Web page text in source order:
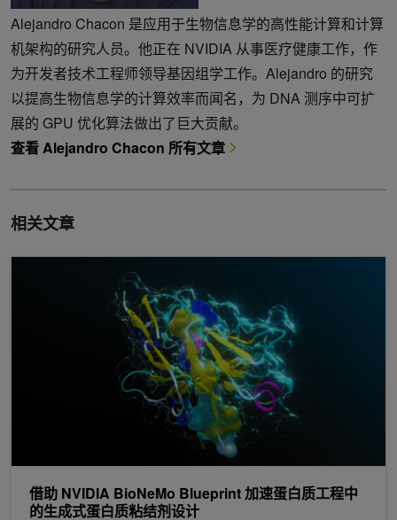
Alejandro Chacon 是应用于生物信息学的高性能计算和计算
机架构的研究人员。他正在 NVIDIA 从事医疗健康工作，作
为开发者技术工程师领导基因组学工作。Alejandro 的研究
以提高生物信息学的计算效率而闻名，为 DNA 测序中可扩
展的 GPU 优化算法做出了巨大贡献。
查看 Alejandro Chacon 所有文章
相关文章
借助 NVIDIA BioNeMo Blueprint 加速蛋白质工程中
的生成式蛋白质粘结剂设计
借助 NVIDIA BioNeMo Blueprint 加速蛋白质工程中的生成式蛋白